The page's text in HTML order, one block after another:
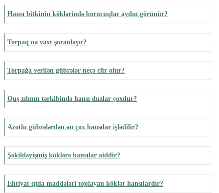
Hansı bitkinin köklərində borucuqlar aydın görünür?
Torpaq nə vaxt şoranlaşır?
Torpağa verilən gübrələr neçə cür olur?
Quş zılının tərkibində hansı duzlar çoxdur?
Azotlu gübrələrdən ən çox hansılar işlədilir?
Şəkildəyişmiş köklərə hansılar aiddir?
Ehtiyat qida maddələri toplayan köklər hansılardır?